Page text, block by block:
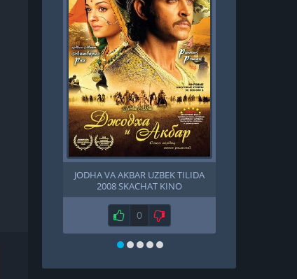
JODHA VA AKBAR UZBEK TILIDA
2008 SKACHAT KINO
Нравится
0 Не нравится